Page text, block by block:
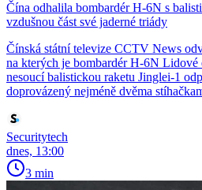
Čína odhalila bombardér H-6N s
vzdušnou část své jaderné triády
Čínská státní televize CCTV News
na kterých je bombardér H-6N Lidové
nesoucí balistickou raketu Jinglei-1
doprovázený nejméně dvěma
Securitytech
dnes, 13:00
3 min